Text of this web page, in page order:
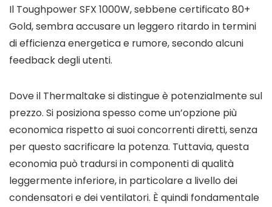
Il Toughpower SFX 1000W, sebbene certificato 80+
Gold, sembra accusare un leggero ritardo in termini
di efficienza energetica e rumore, secondo alcuni
feedback degli utenti.
Dove il Thermaltake si distingue è potenzialmente sul
prezzo. Si posiziona spesso come un’opzione più
economica rispetto ai suoi concorrenti diretti, senza
per questo sacrificare la potenza. Tuttavia, questa
economia può tradursi in componenti di qualità
leggermente inferiore, in particolare a livello dei
condensatori e dei ventilatori. È quindi fondamentale